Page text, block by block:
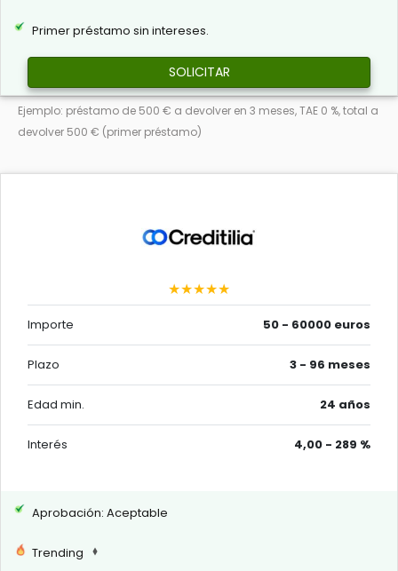
Primer préstamo sin intereses.
SOLICITAR
Ejemplo: préstamo de 500 € a devolver en 3 meses, TAE 0 %, total a
devolver 500 € (primer préstamo)
★★★★★
Importe 50 - 60000 euros
Plazo 3 - 96 meses
Edad min. 24 años
Interés 4,00 - 289 %
Aprobación: Aceptable
Trending